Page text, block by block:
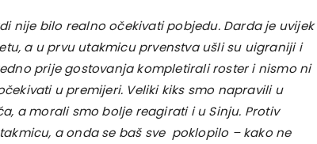
nije bilo realno očekivati pobjedu. Darda je uvijek
a u prvu utakmicu prvenstva ušli su uigraniji i
prije gostovanja kompletirali roster i nismo ni
u premijeri. Veliki kiks smo napravili u
a morali smo bolje reagirati i u Sinju. Protiv
a onda se baš sve poklopilo – kako ne